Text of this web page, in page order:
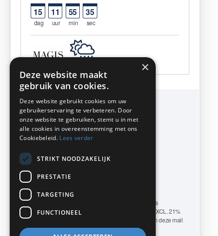
15
dag
11
uur
55
min
35
sec
KMP Kantoormeubilair
Airport Business Park
Frankfurtstraat 29-31
1175 RH Lijnden
info@kmpkantoormeubilair.nl
www.kmpkantoormeubilair.nl
KMP Kantoormeubilair levert zowel aan BEDRIJVEN als
PARTICULIEREN. ALLE GENOEMDE PRIJZEN ZIJN EXCL. 21%
B.T.W. Transport-en/of montagekosten op aanvraag. Aan deze mail
kunnen geen rechten worden ontleend.
×
Deze website maakt
gebruik van cookies.
Deze website gebruikt cookies om uw
gebruikerservaring te verbeteren. Door
onze website te gebruiken, stemt u in met
alle cookies in overeenstemming met ons
Cookiebeleid. Lees verder
STRIKT NOODZAKELIJK
PRESTATIE
TARGETING
FUNCTIONEEL